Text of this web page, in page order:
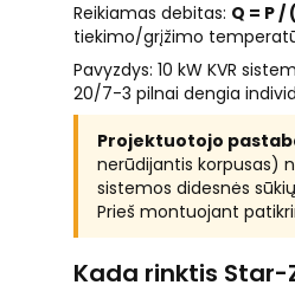
Reikiamas debitas: Q = P /
tiekimo/grįžimo
Pavyzdys: 10 kW KVR
20/7-3 pilnai dengia
Projektuotojo
nerūdijantis korpusas)
sistemos didesnės
Prieš montuojant
Kada rinktis Star-